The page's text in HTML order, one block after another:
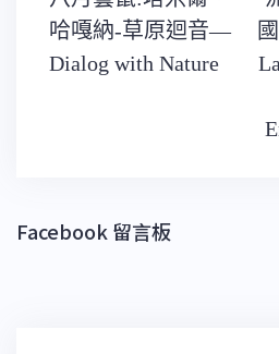
章
導
覽
哈嘎納-草原迴音—
Dialog with Nature
Facebook 留言板